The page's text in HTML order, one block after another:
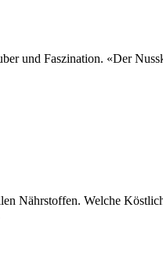
und Faszination. «Der
Nährstoffen. Welche